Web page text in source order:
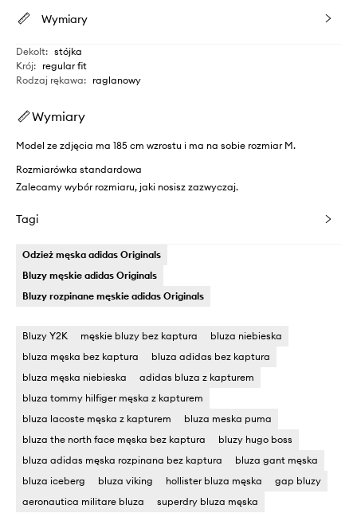
Wymiary
Dekolt: stójka
Krój: regular fit
Rodzaj rękawa: raglanowy
Wymiary
Model ze zdjęcia ma 185 cm wzrostu i ma na sobie rozmiar M.
Rozmiarówka standardowa
Zalecamy wybór rozmiaru, jaki nosisz zazwyczaj.
Tagi
Odzież męska adidas Originals
Bluzy męskie adidas Originals
Bluzy rozpinane męskie adidas Originals
Bluzy Y2K męskie bluzy bez kaptura
bluza niebieska
bluza męska bez kaptura
bluza adidas bez kaptura
bluza męska niebieska
adidas bluza z kapturem
bluza tommy hilfiger męska z kapturem
bluza lacoste męska z kapturem
bluza meska puma
bluza the north face męska bez kaptura
bluzy hugo boss
bluza adidas męska rozpinana bez kaptura
bluza gant męska
bluza iceberg
bluza viking hollister bluza męska
gap bluzy
aeronautica militare bluza
superdry bluza męska